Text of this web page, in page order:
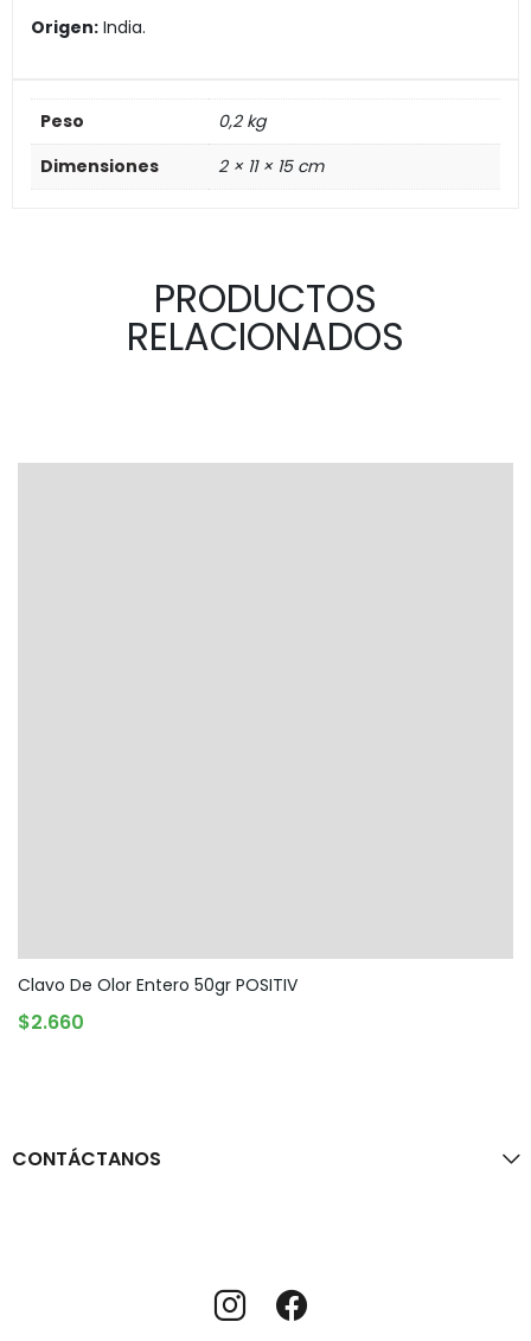
Origen: India.
Peso
0,2 kg
Dimensiones
2 × 11 × 15 cm
PRODUCTOS
RELACIONADOS
Clavo De Olor Entero 50gr POSITIV
$2.660
AGREGAR AL CARRITO
CONTÁCTANOS